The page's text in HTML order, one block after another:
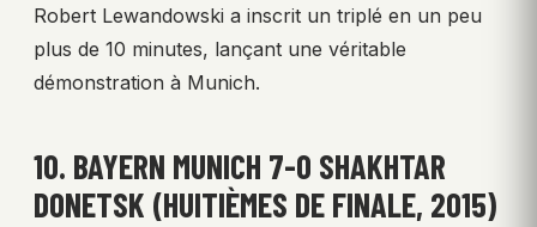
Robert Lewandowski a inscrit un triplé en un peu
plus de 10 minutes, lançant une véritable
démonstration à Munich.
10. BAYERN MUNICH 7-0 SHAKHTAR
DONETSK (HUITIÈMES DE FINALE, 2015)